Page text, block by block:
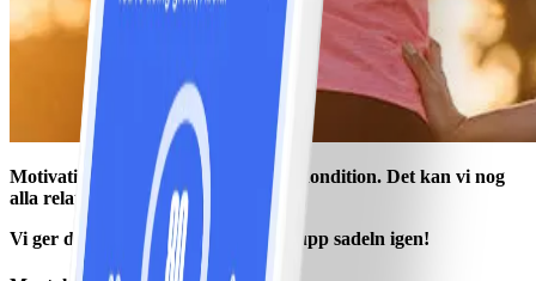
Motivation är färskvara precis som kondition. Det kan vi nog
alla relatera till.
Vi ger dig några knep för att ta dig upp sadeln igen!